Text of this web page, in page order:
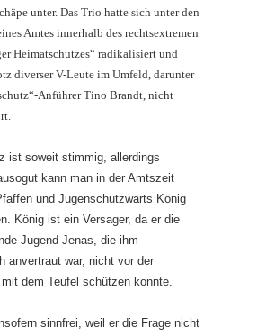
unter. Das Trio hatte sich un­ter den
Amtes innerhalb des rechtsextremen
Heimatschutzes“ radikalisiert und
diverser V-Leute im Umfeld, darunter
Anführer Tino Brandt, nicht
ist soweit stimmig, allerdings
kann man in der Amtszeit
und Jugenschutzwarts König
König ist ein Versager, da er die
Jugend Jenas, die ihm
anvertraut war, nicht vor der
mit dem Teufel schützen konnte.
sinnfrei, weil er die Frage nicht